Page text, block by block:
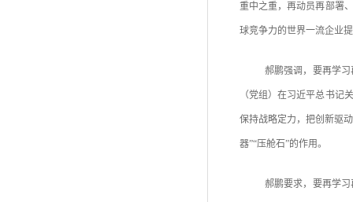
重中之重，再动员再部署
球竞争力的世界一流企业
郝鹏强调，要再学
（党组）在习近平总书记
保持战略定力，把创新驱
器”“压舱石”的作用。
郝鹏要求，要再学